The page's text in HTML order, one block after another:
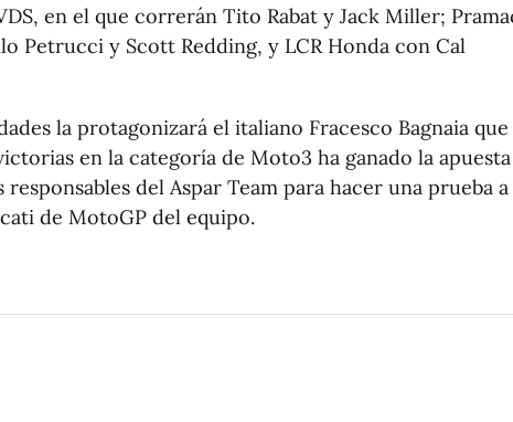
en el que correrán Tito Rabat y Jack Miller;
Petrucci y Scott Redding, y LCR Honda con Cal
la protagonizará el italiano Fracesco Bagnaia que
en la categoría de Moto3 ha ganado la
del Aspar Team para hacer una prueba
de MotoGP del equipo.